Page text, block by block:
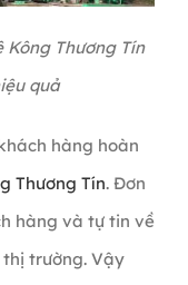
Kông Thương Tín
quả
hàng hoàn
Thương Tín. Đơn
hàng và tự tin về
trường. Vậy